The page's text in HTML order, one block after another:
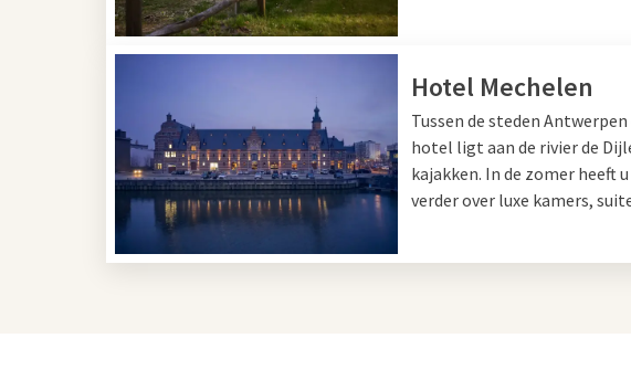
Hotel Mechelen
Tussen de steden
hotel ligt aan de rivier de
kajakken. In de zomer heeft
verder over luxe kamers,